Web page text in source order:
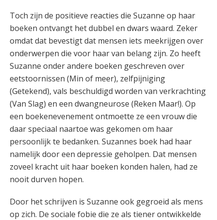
Toch zijn de positieve reacties die Suzanne op haar
boeken ontvangt het dubbel en dwars waard. Zeker
omdat dat bevestigt dat mensen iets meekrijgen over
onderwerpen die voor haar van belang zijn. Zo heeft
Suzanne onder andere boeken geschreven over
eetstoornissen (Min of meer), zelfpijniging
(Getekend), vals beschuldigd worden van verkrachting
(Van Slag) en een dwangneurose (Reken Maar!). Op
een boekenevenement ontmoette ze een vrouw die
daar speciaal naartoe was gekomen om haar
persoonlijk te bedanken. Suzannes boek had haar
namelijk door een depressie geholpen. Dat mensen
zoveel kracht uit haar boeken konden halen, had ze
nooit durven hopen.
Door het schrijven is Suzanne ook gegroeid als mens
op zich. De sociale fobie die ze als tiener ontwikkelde